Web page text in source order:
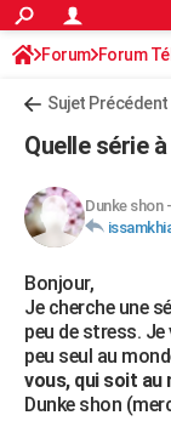
ACTUALITÉS
Politique
Société
Faits Divers
Education
Monde
Villes
+
Retraite
Impôts
Epargne
Immobilier
Risques naturels
Banque
Assurance
Crédit
AUTO
HIGH-TECH
Mobiles
Meilleur smartphone
Internet
Ordinateurs
Jeux vidéo
Guide high-tech
+BRICOLAGE
Forum
Aménagement
Extérieur
Cuisine
Salle de bains
Jardinage
Rangement
WEEK-END
Forum Forum
Sujet Précédent
Quelle série
Dunke shon-
Bonjour,
Je cherche une
peu de stress.
peu seul au
vous, qui soit au
Dunke shon